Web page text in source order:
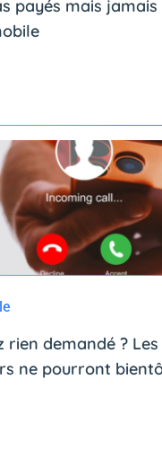
payés mais
rien demandé ? Les
ne pourront